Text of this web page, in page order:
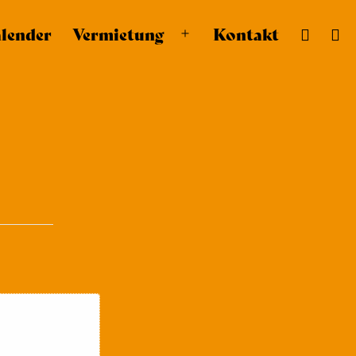
Vermietung
MenüKontakt